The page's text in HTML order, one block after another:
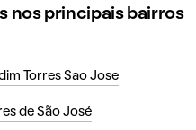
nos principais bairros
Torres Sao Jose
de São José